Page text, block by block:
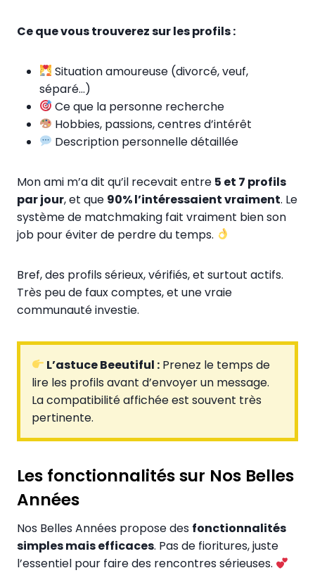
Ce que vous trouverez sur les profils :
Situation amoureuse (divorcé, veuf,
séparé…)
Ce que la personne recherche
Hobbies, passions, centres d’intérêt
Description personnelle détaillée
Mon ami m’a dit qu’il recevait entre 5 et 7 profils
par jour, et que 90% l’intéressaient vraiment. Le
système de matchmaking fait vraiment bien son
job pour éviter de perdre du temps.
Bref, des profils sérieux, vérifiés, et surtout actifs.
Très peu de faux comptes, et une vraie
communauté investie.
L’astuce Beeutiful : Prenez le temps de
lire les profils avant d’envoyer un message.
La compatibilité affichée est souvent très
pertinente.
Les fonctionnalités sur Nos Belles
Années
Nos Belles Années propose des fonctionnalités
simples mais efficaces. Pas de fioritures, juste
l’essentiel pour faire des rencontres sérieuses.